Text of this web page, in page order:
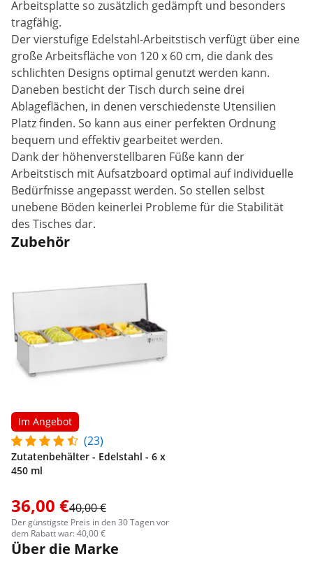
Arbeitsplatte so zusätzlich gedämpft und besonders
tragfähig.
Der vierstufige Edelstahl-Arbeitstisch verfügt über eine
große Arbeitsfläche von 120 x 60 cm, die dank des
schlichten Designs optimal genutzt werden kann.
Daneben besticht der Tisch durch seine drei
Ablageflächen, in denen verschiedenste Utensilien
Platz finden. So kann aus einer perfekten Ordnung
bequem und effektiv gearbeitet werden.
Dank der höhenverstellbaren Füße kann der
Arbeitstisch mit Aufsatzboard optimal auf individuelle
Bedürfnisse angepasst werden. So stellen selbst
unebene Böden keinerlei Probleme für die Stabilität
des Tisches dar.
Zubehör
Im Angebot
(23)
Zutatenbehälter - Edelstahl - 6 x
450 ml
36,00 €40,00 €
Der günstigste Preis in den 30 Tagen vor
dem Rabatt war: 40,00 €
Über die Marke